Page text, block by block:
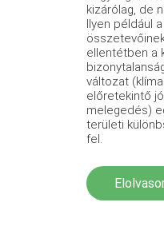
kizárólag, de
Ilyen például
ellentétben a
változat
előretekintő
melegedés)
területi
fel.